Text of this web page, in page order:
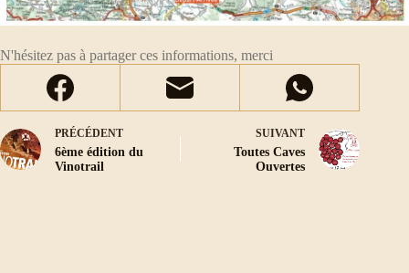
N'hésitez pas à partager ces informations, merci
PRÉCÉDENT
6ème édition du
Vinotrail
SUIVANT
Toutes Caves
Ouvertes